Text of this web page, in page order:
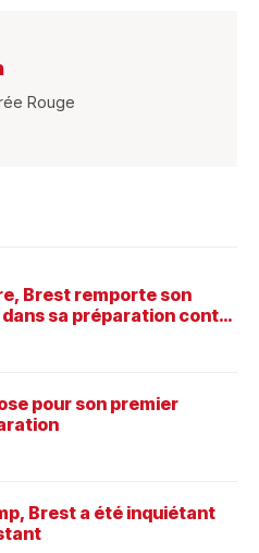
Rouge
Brest remporte son
sa préparation contre
pour son premier
Brest a été inquiétant